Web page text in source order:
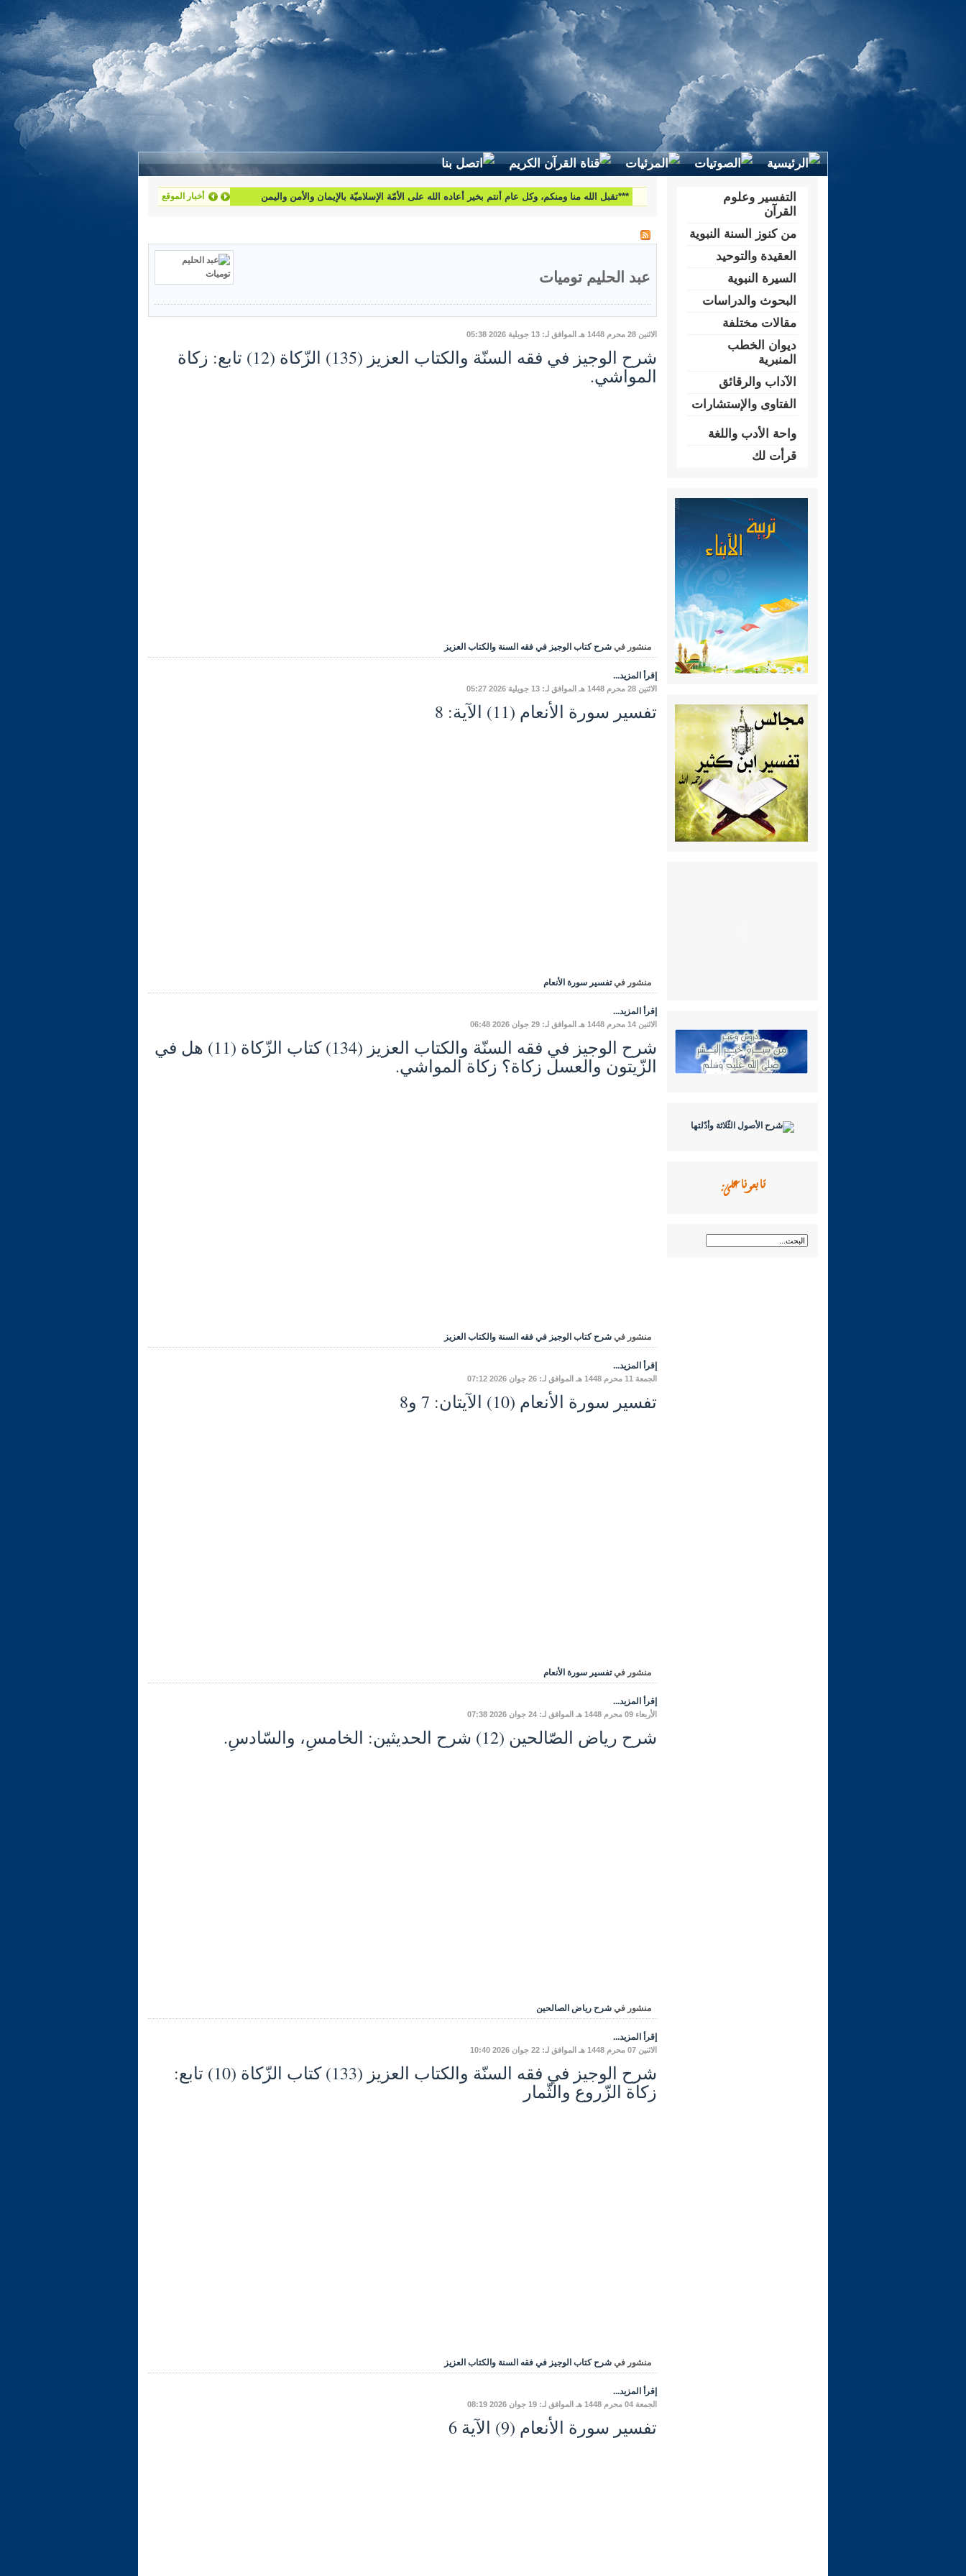
أخبار الموقع
لطرح استفساراتكم وأسئلتكم واقتراحاتكم اتّصلوا بنا على البريد التّالي:
عبد الحليم توميات
الاثنين 28 محرم 1448 هـ الموافق لـ: 13 جويلية 2026 05:38
شرح الوجيز في فقه السنّة والكتاب العزيز (135) الزّكاة (12) تابع: زكاة
المواشي.
منشور في شرح كتاب الوجيز في فقه السنة والكتاب العزيز
إقرأ المزيد...
الاثنين 28 محرم 1448 هـ الموافق لـ: 13 جويلية 2026 05:27
تفسير سورة الأنعام (11) الآية: 8
منشور في تفسير سورة الأنعام
إقرأ المزيد...
الاثنين 14 محرم 1448 هـ الموافق لـ: 29 جوان 2026 06:48
شرح الوجيز في فقه السنّة والكتاب العزيز (134) كتاب الزّكاة (11) هل في
الزّيتون والعسل زكاة؟ زكاة المواشي.
منشور في شرح كتاب الوجيز في فقه السنة والكتاب العزيز
إقرأ المزيد...
الجمعة 11 محرم 1448 هـ الموافق لـ: 26 جوان 2026 07:12
تفسير سورة الأنعام (10) الآيتان: 7 و8
منشور في تفسير سورة الأنعام
إقرأ المزيد...
الأربعاء 09 محرم 1448 هـ الموافق لـ: 24 جوان 2026 07:38
شرح رياض الصّالحين (12) شرح الحديثين: الخامسِ، والسّادسِ.
منشور في شرح رياض الصالحين
إقرأ المزيد...
الاثنين 07 محرم 1448 هـ الموافق لـ: 22 جوان 2026 10:40
شرح الوجيز في فقه السنّة والكتاب العزيز (133) كتاب الزّكاة (10) تابع:
زكاة الزّروع والثّمار
منشور في شرح كتاب الوجيز في فقه السنة والكتاب العزيز
إقرأ المزيد...
الجمعة 04 محرم 1448 هـ الموافق لـ: 19 جوان 2026 08:19
تفسير سورة الأنعام (9) الآية 6
التفسير وعلوم
القرآن
من كنوز السنة النبوية
العقيدة والتوحيد
السيرة النبوية
البحوث والدراسات
مقالات مختلفة
ديوان الخطب
المنبرية
الآداب والرقائق
الفتاوى والإستشارات
واحة الأدب واللغة
قرأت لك
تابعونا على: